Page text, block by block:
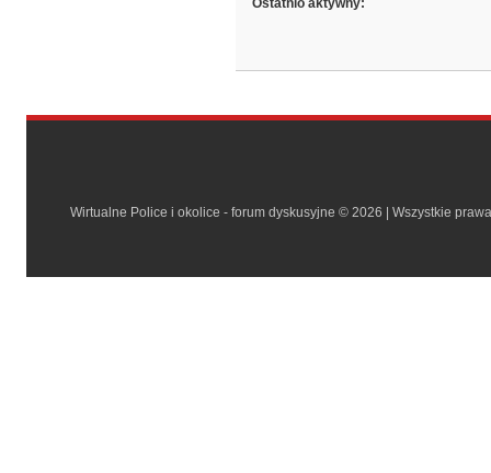
Ostatnio aktywny:
Wirtualne Police i okolice - forum dyskusyjne © 2026 | Wszystkie